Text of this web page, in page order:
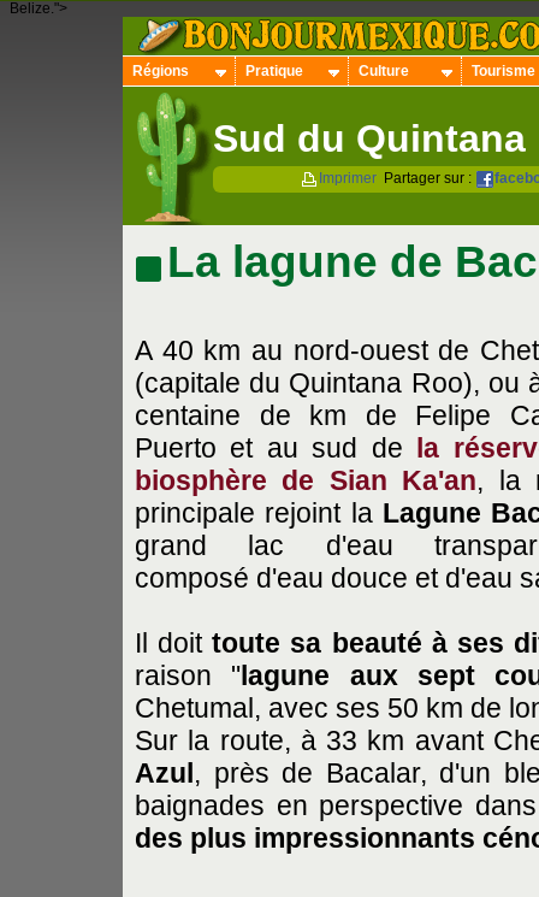
Belize.">
Régions Pratique Culture Tourisme
Sud du Quintana
Imprimer Partager sur :
La lagune de
A 40 km au nord-ouest de
(capitale du Quintana Roo), ou
centaine de km de Felipe
Puerto et au sud de la
biosphère de Sian Ka'an, la
principale rejoint laLagune
grand lac d'eau
composé d'eau douce et d'eau
Il doittoute sa beauté à ses
raison "lagune aux sept
Chetumal, avec ses 50 km de
Sur la route, à 33 km avant
Azul, près de Bacalar, d'un
baignades en perspective
des plus impressionnants